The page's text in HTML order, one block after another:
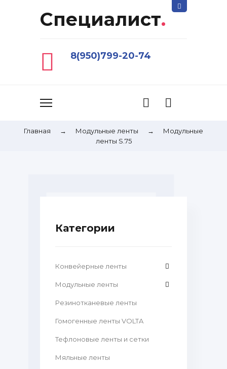
Специалист.
8(950)799-20-74
Главная → Модульные ленты →
Модульные
ленты S.75
Категории
Конвейерные ленты
Модульные ленты
Резинотканевые ленты
Гомогенные ленты VOLTA
Тефлоновые ленты и сетки
Мяльные ленты